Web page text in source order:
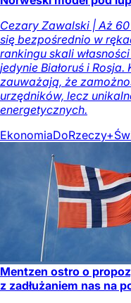
Cezary Zawalski | Aż
się bezpośrednio w
rankingu skali
jedynie Białoruś i
zauważają, że
urzędników, lecz
energetycznych.
EkonomiaDoRzeczy+
Mentzen ostro o
z zadłużaniem nas na